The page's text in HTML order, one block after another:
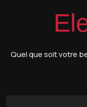
Quel que soit votre